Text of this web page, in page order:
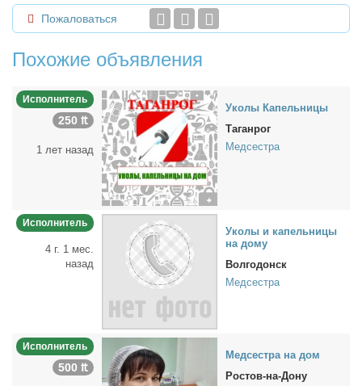
Пожаловаться
Похожие объявления
Исполнитель
250 ₶
1 лет назад
Уко­лы Ка­пель­ни­цы
Таганрог
Медсестра
Исполнитель
4 г. 1 мес.
назад
Уко­лы и ка­пель­ни­цы
на до­му
Волгодонск
Медсестра
Исполнитель
500 ₶
Мед­сест­ра на дом
Ростов-на-Дону